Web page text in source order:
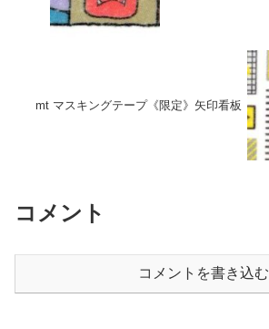
mt マスキングテープ《限定》矢印看板
コメント
コメントを書き込む